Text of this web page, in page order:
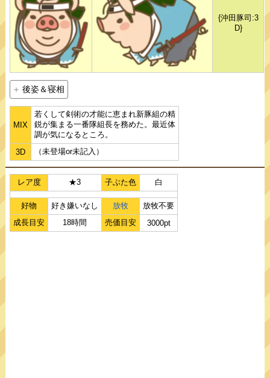
{沖田豚司:3
D}
後姿＆寝相
MIX
若くして剣術の才能に恵まれ新豚組の精
鋭が集まる一番隊組長を務めた。最近体
調が気になるところ。
3D
（未登場or未記入）
レア度 ★3 子ぶた色 白
好物 好き嫌いなし 放牧
放牧不要
成長目安
18時間 売価目安 3000pt